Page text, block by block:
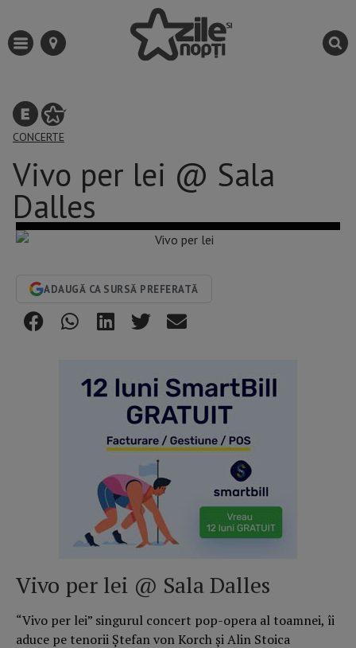
CONCERTE
Vivo per lei @ Sala
Dalles
ADAUGĂ CA SURSĂ PREFERATĂ
Vivo per lei @ Sala Dalles
“Vivo per lei” singurul concert pop-opera al toamnei, îi
aduce pe tenorii Ştefan von Korch şi Alin Stoica